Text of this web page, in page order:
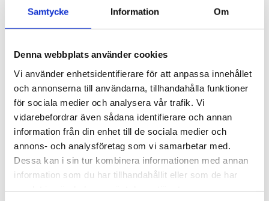
Samtycke Information Om
Denna webbplats använder cookies
Vi använder enhetsidentifierare för att anpassa innehållet
och annonserna till användarna, tillhandahålla funktioner
för sociala medier och analysera vår trafik. Vi
vidarebefordrar även sådana identifierare och annan
information från din enhet till de sociala medier och
annons- och analysföretag som vi samarbetar med.
Dessa kan i sin tur kombinera informationen med annan
information som du har tillhandahållit eller som de har
3 945kr